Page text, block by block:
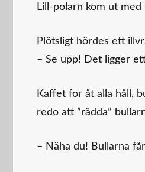
Lill-polarn kom ut med
Plötsligt hördes ett
– Se upp! Det ligger
Kaffet for åt alla håll,
redo att ”rädda”
– Näha du! Bullarna